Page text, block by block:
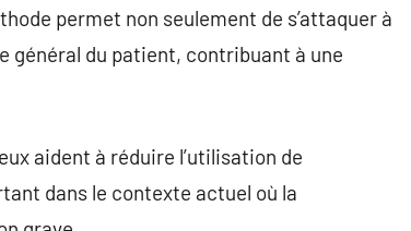
permet non seulement de s’attaquer à
général du patient, contribuant à une
aident à réduire l’utilisation de
dans le contexte actuel où la